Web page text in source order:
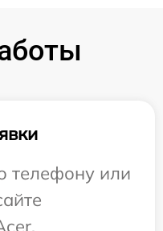
телефону или